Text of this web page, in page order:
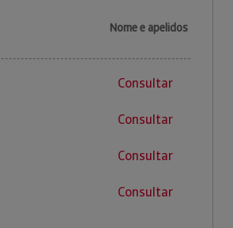
Nome e apelidos
Consultar
Consultar
Consultar
Consultar